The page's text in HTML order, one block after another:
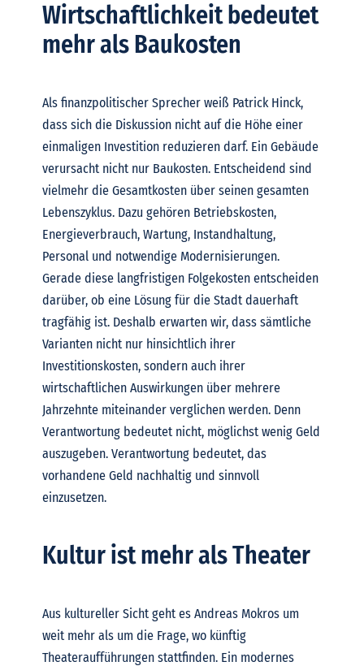
Wirtschaftlichkeit bedeutet
mehr als Baukosten
Als finanzpolitischer Sprecher weiß Patrick Hinck,
dass sich die Diskussion nicht auf die Höhe einer
einmaligen Investition reduzieren darf. Ein Gebäude
verursacht nicht nur Baukosten. Entscheidend sind
vielmehr die Gesamtkosten über seinen gesamten
Lebenszyklus. Dazu gehören Betriebskosten,
Energieverbrauch, Wartung, Instandhaltung,
Personal und notwendige Modernisierungen.
Gerade diese langfristigen Folgekosten entscheiden
darüber, ob eine Lösung für die Stadt dauerhaft
tragfähig ist. Deshalb erwarten wir, dass sämtliche
Varianten nicht nur hinsichtlich ihrer
Investitionskosten, sondern auch ihrer
wirtschaftlichen Auswirkungen über mehrere
Jahrzehnte miteinander verglichen werden. Denn
Verantwortung bedeutet nicht, möglichst wenig Geld
auszugeben. Verantwortung bedeutet, das
vorhandene Geld nachhaltig und sinnvoll
einzusetzen.
Kultur ist mehr als Theater
Aus kultureller Sicht geht es Andreas Mokros um
weit mehr als um die Frage, wo künftig
Theateraufführungen stattfinden. Ein modernes